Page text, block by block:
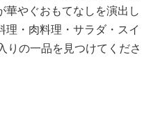
華やぐおもてなしを演出し
理・肉料理・サラダ・スイ
りの一品を見つけてくださ